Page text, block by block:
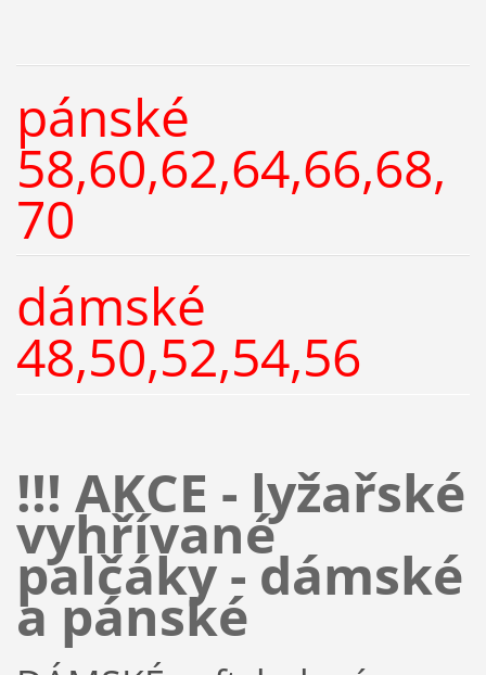
pánské
58,60,62,64,66,68,
70
dámské
48,50,52,54,56
!!! AKCE - lyžařské
vyhřívané
palčáky - dámské
a pánské